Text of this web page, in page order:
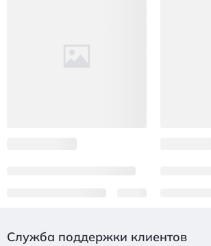
Служба поддержки клиентов